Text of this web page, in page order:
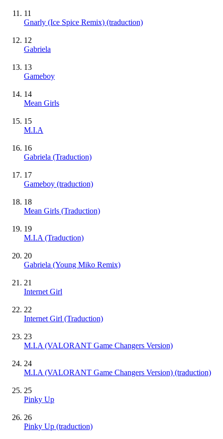
11
Gnarly (Ice Spice Remix) (traduction)
12
Gabriela
13
Gameboy
14
Mean Girls
15
M.I.A
16
Gabriela (Traduction)
17
Gameboy (traduction)
18
Mean Girls (Traduction)
19
M.I.A (Traduction)
20
Gabriela (Young Miko Remix)
21
Internet Girl
22
Internet Girl (Traduction)
23
M.I.A (VALORANT Game Changers Version)
24
M.I.A (VALORANT Game Changers Version) (traduction)
25
Pinky Up
26
Pinky Up (traduction)